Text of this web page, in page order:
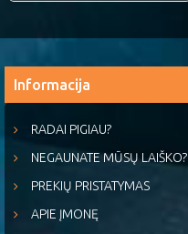
Informacija
RADAI PIGIAU?
NEGAUNATE MŪSŲ LAIŠKO?
PREKIŲ PRISTATYMAS
APIE ĮMONĘ